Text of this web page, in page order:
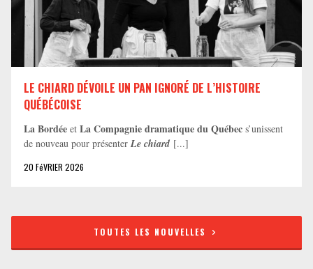
LE CHIARD DÉVOILE UN PAN IGNORÉ DE L’HISTOIRE
QUÉBÉCOISE
La Bordée et La Compagnie dramatique du Québec s’unissent
de nouveau pour présenter Le chiard [...]
20 FéVRIER 2026
TOUTES LES NOUVELLES